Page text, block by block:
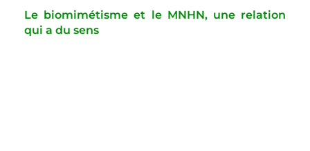
Le biomimétisme et le MNHN, une relation
qui a du sens